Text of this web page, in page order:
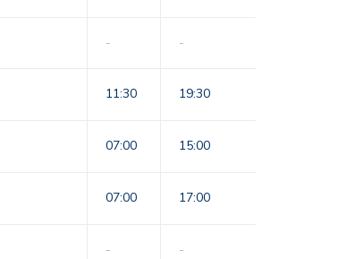
- -
11:30 19:30
07:00 15:00
07:00 17:00
- -